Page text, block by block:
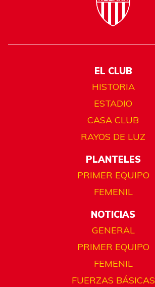
EL CLUB
HISTORIA
ESTADIO
CASA CLUB
RAYOS DE LUZ
PLANTELES
PRIMER EQUIPO
FEMENIL
NOTICIAS
GENERAL
PRIMER EQUIPO
FEMENIL
FUERZAS BÁSICAS